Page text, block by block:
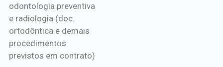
odontologia preventiva
e radiologia (doc.
ortodôntica e demais
procedimentos
previstos em contrato)